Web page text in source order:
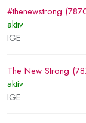
#thenewstrong
aktiv
IGE
The New Strong
aktiv
IGE